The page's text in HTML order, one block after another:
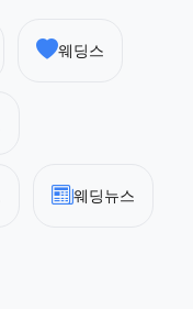
웨딩스
웨딩뉴스